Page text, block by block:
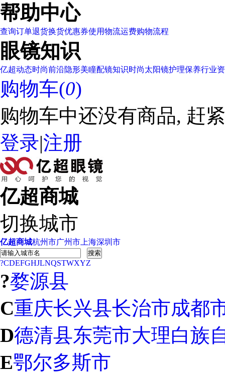
帮助中心
查询订单退货换货优惠券使用物流运费购物流程
眼镜知识
亿超动态时尚前沿隐形美瞳配镜知识时尚太阳镜护理保养行业
购物车(0)
购物车中还没有商品, 赶
登录|注册
亿超商城
切换城市
亿超商城杭州市广州市 上海深圳市
搜索
?CDEFGHJLNQSTWXYZ
?婺源县
C重庆长兴县长治市成都
D德清县东莞市大理白族
E鄂尔多斯市